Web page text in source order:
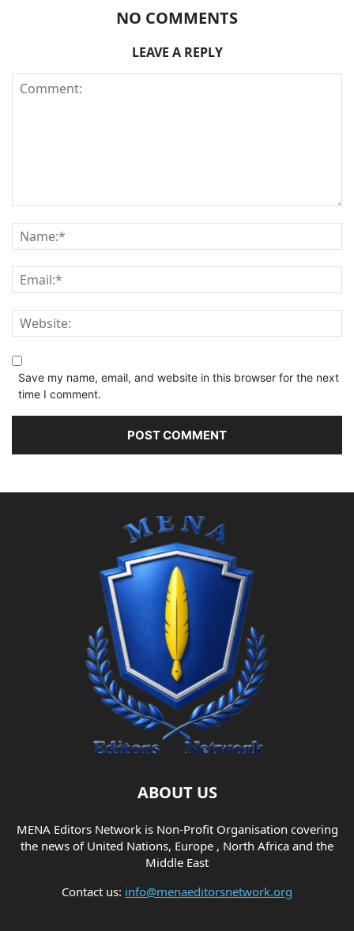
NO COMMENTS
LEAVE A REPLY
Save my name, email, and website in this browser for the next
time I comment.
ABOUT US
MENA Editors Network is Non-Profit Organisation covering
the news of United Nations, Europe , North Africa and the
Middle East
Contact us: info@menaeditorsnetwork.org